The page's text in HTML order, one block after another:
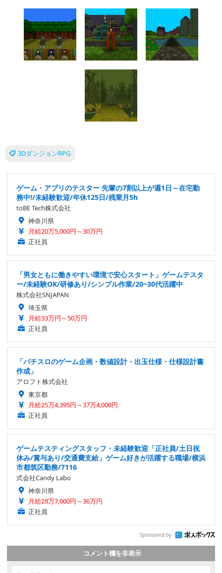
3DダンジョンRPG
ゲーム・アプリのテスター 先輩の7割以上が週1日～在宅勤
務中!/未経験歓迎/年休125日/残業月5h
toBE Tech株式会社
神奈川県
月給20万5,000円～30万円
正社員
「男女ともに働きやすい環境で安心スタート」ゲームテスタ
ー/未経験OK/研修あり/シンプル作業/20~30代活躍中
株式会社SNJAPAN
埼玉県
月給33万円～50万円
正社員
「パチスロのゲーム企画・数値設計・出玉仕様・仕様設計書
作成」
アロフト株式会社
東京都
月給25万4,395円～37万4,000円
正社員
ゲームテスティングスタッフ・未経験歓迎「正社員/土日祝
休み/賞与あり/交通費支給」ゲーム好きが活躍する職場/横浜
市都筑区勤務/7116
式会社Candy Labo
神奈川県
月給28万7,000円～36万円
正社員
Sponsored by
コメント欄を非表示